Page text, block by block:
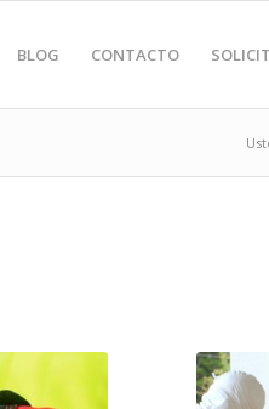
BLOG CONTACTO